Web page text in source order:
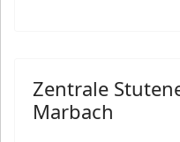
Zentrale
Marbach